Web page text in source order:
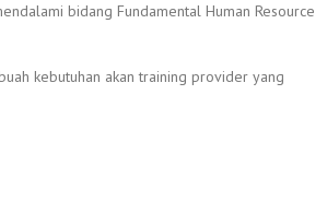
bidang Fundamental Human Resource
kebutuhan akan training provider yang